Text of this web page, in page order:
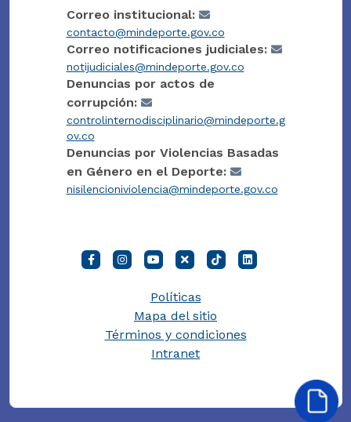
Correo institucional:
contacto@mindeporte.gov.co
Correo notificaciones judiciales:
notijudiciales@mindeporte.gov.co
Denuncias por actos de
corrupción:
controlinternodisciplinario@mindeporte.g
ov.co
Denuncias por Violencias Basadas
en Género en el Deporte:
nisilencioniviolencia@mindeporte.gov.co
Políticas
Mapa del sitio
Términos y condiciones
Intranet